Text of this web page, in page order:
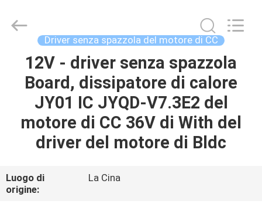
CASA.
PRODOTTI
NOI
Junqi
International
Driver senza spazzola del motore di CC
12V - driver senza spazzola
Board, dissipatore di calore
JY01 IC JYQD-V7.3E2 del
motore di CC 36V di With del
driver del motore di Bldc
Luogo di
origine:
La Cina